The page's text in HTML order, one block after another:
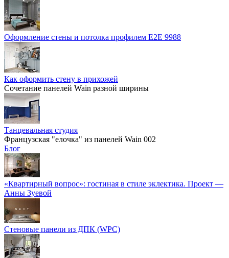
Оформление стены и потолка профилем E2E 9988
Как оформить стену в прихожей
Сочетание панелей Wain разной ширины
Танцевальная студия
Французская "елочка" из панелей Wain 002
Блог
«Квартирный вопрос»: гостиная в стиле эклектика. Проект —
Анны Зуевой
Стеновые панели из ДПК (WPC)